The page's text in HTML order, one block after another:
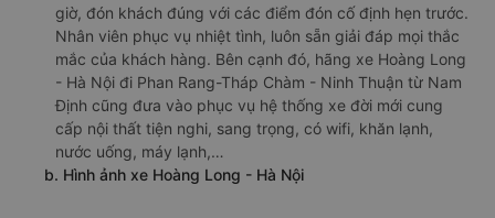
giờ, đón khách đúng với các điểm đón cố định hẹn trước.
Nhân viên phục vụ nhiệt tình, luôn sẵn giải đáp mọi thắc
mắc của khách hàng. Bên cạnh đó, hãng xe Hoàng Long
- Hà Nội đi Phan Rang-Tháp Chàm - Ninh Thuận từ Nam
Định cũng đưa vào phục vụ hệ thống xe đời mới cung
cấp nội thất tiện nghi, sang trọng, có wifi, khăn lạnh,
nước uống, máy lạnh,…
b. Hình ảnh xe Hoàng Long - Hà Nội